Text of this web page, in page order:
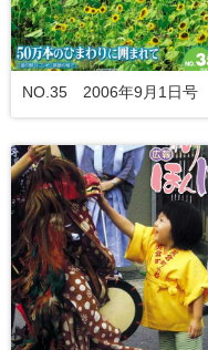
NO.35 2006年9月1日号